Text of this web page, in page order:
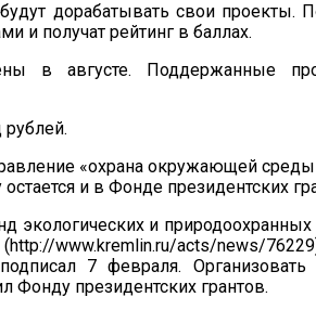
дорабатывать свои проекты.
и получат рейтинг в баллах.
в августе. Поддержанные
«охрана окружающей среды
и в Фонде президентских
экологических и
www.kremlin.ru/acts/news/
7 февраля.
Фонду президентских грантов.